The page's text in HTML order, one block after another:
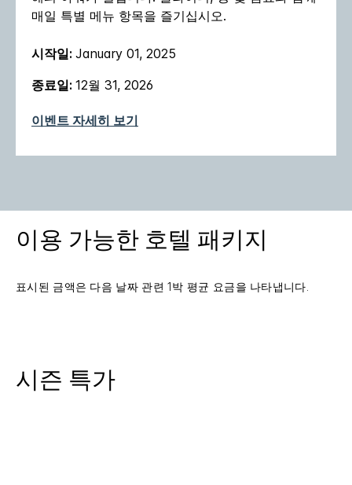
매일 특별 메뉴 항목을 즐기십시오.
시작일: January 01, 2025
종료일: 12월 31, 2026
이벤트 자세히 보기
이용 가능한 호텔 패키지
표시된 금액은 다음 날짜 관련 1박 평균 요금을 나타냅니다.
시즌 특가